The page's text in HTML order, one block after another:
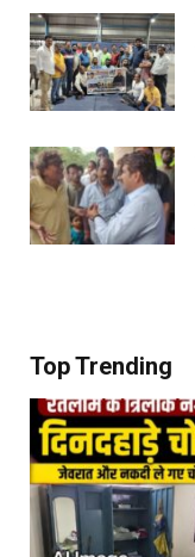
Top Trending